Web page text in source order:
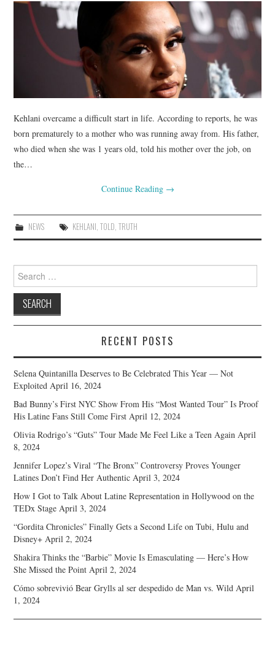
Kehlani overcame a difficult start in life. According to reports, he was
born prematurely to a mother who was running away from. His father,
who died when she was 1 years old, told his mother over the job, on
the…
Continue Reading →
NEWS KEHLANI, TOLD, TRUTH
Search
for:
RECENT POSTS
Selena Quintanilla Deserves to Be Celebrated This Year — Not
Exploited April 16, 2024
Bad Bunny’s First NYC Show From His “Most Wanted Tour” Is Proof
His Latine Fans Still Come First April 12, 2024
Olivia Rodrigo’s “Guts” Tour Made Me Feel Like a Teen Again April
8, 2024
Jennifer Lopez’s Viral “The Bronx” Controversy Proves Younger
Latines Don’t Find Her Authentic April 3, 2024
How I Got to Talk About Latine Representation in Hollywood on the
TEDx Stage April 3, 2024
“Gordita Chronicles” Finally Gets a Second Life on Tubi, Hulu and
Disney+ April 2, 2024
Shakira Thinks the “Barbie” Movie Is Emasculating — Here’s How
She Missed the Point April 2, 2024
Cómo sobrevivió Bear Grylls al ser despedido de Man vs. Wild April
1, 2024